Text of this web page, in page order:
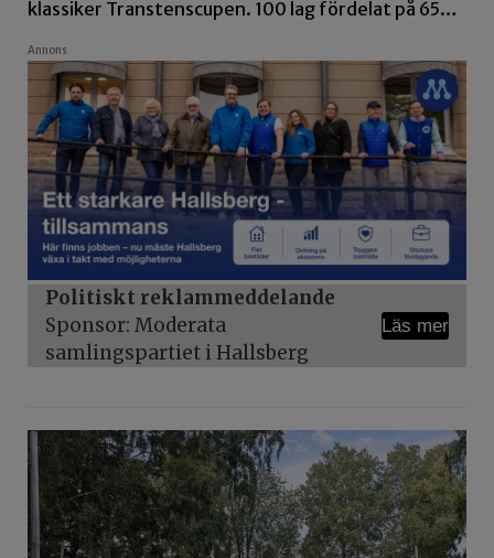
klassiker Transtenscupen. 100 lag fördelat på 65…
Annons
Politiskt reklammeddelande
Sponsor: Moderata
samlingspartiet i Hallsberg
Läs mer